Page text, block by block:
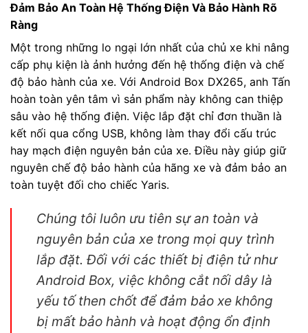
Đảm Bảo An Toàn Hệ Thống Điện Và Bảo Hành Rõ
Ràng
Một trong những lo ngại lớn nhất của chủ xe khi nâng
cấp phụ kiện là ảnh hưởng đến hệ thống điện và chế
độ bảo hành của xe. Với Android Box DX265, anh Tấn
hoàn toàn yên tâm vì sản phẩm này không can thiệp
sâu vào hệ thống điện. Việc lắp đặt chỉ đơn thuần là
kết nối qua cổng USB, không làm thay đổi cấu trúc
hay mạch điện nguyên bản của xe. Điều này giúp giữ
nguyên chế độ bảo hành của hãng xe và đảm bảo an
toàn tuyệt đối cho chiếc Yaris.
Chúng tôi luôn ưu tiên sự an toàn và
nguyên bản của xe trong mọi quy trình
lắp đặt. Đối với các thiết bị điện tử như
Android Box, việc không cắt nối dây là
yếu tố then chốt để đảm bảo xe không
bị mất bảo hành và hoạt động ổn định